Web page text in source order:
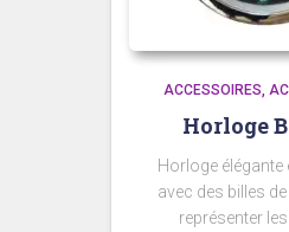
ACCESSOIRES
Horloge
Horloge élégante
avec des billes
représenter